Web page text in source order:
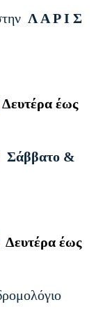
Λ Α Ρ Ι Σ
Δευτέρα έως
Σάββατο &
Δευτέρα έως